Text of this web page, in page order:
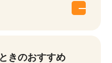
きのおすすめ